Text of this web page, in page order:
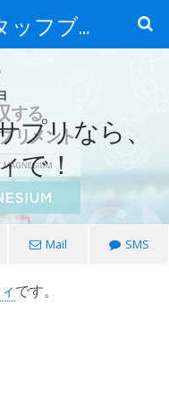
アイエスティスタッフブログ
プリなら、
で！
Mail SMS
です。